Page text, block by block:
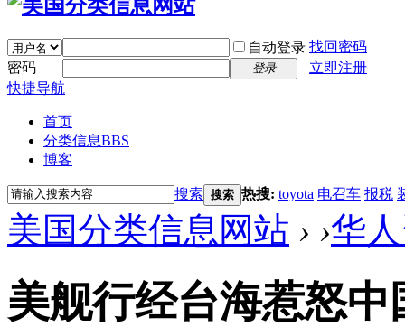
自动登录 找回密码
密码
登录
立即注册
快捷导航
首页
分类信息BBS
博客
搜索 搜索 热搜: toyota 电召车 报税
美国分类信息网站 › ›华
美舰行经台海惹怒